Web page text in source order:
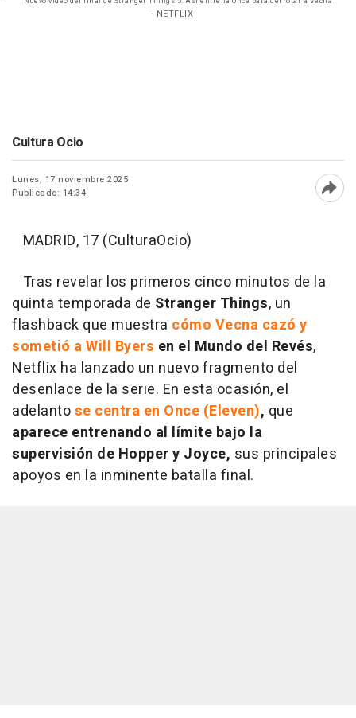
- NETFLIX
Cultura Ocio
Lunes, 17 noviembre 2025
Publicado: 14:34
MADRID, 17 (CulturaOcio)
Tras revelar los primeros cinco minutos de la
quinta temporada de Stranger Things, un
flashback que muestra cómo Vecna cazó y
sometió a Will Byers en el Mundo del Revés,
Netflix ha lanzado un nuevo fragmento del
desenlace de la serie. En esta ocasión, el
adelantose centra en Once (Eleven), que
aparece entrenando al límite bajo la
supervisión de Hopper y Joyce, sus principales
apoyos en la inminente batalla final.